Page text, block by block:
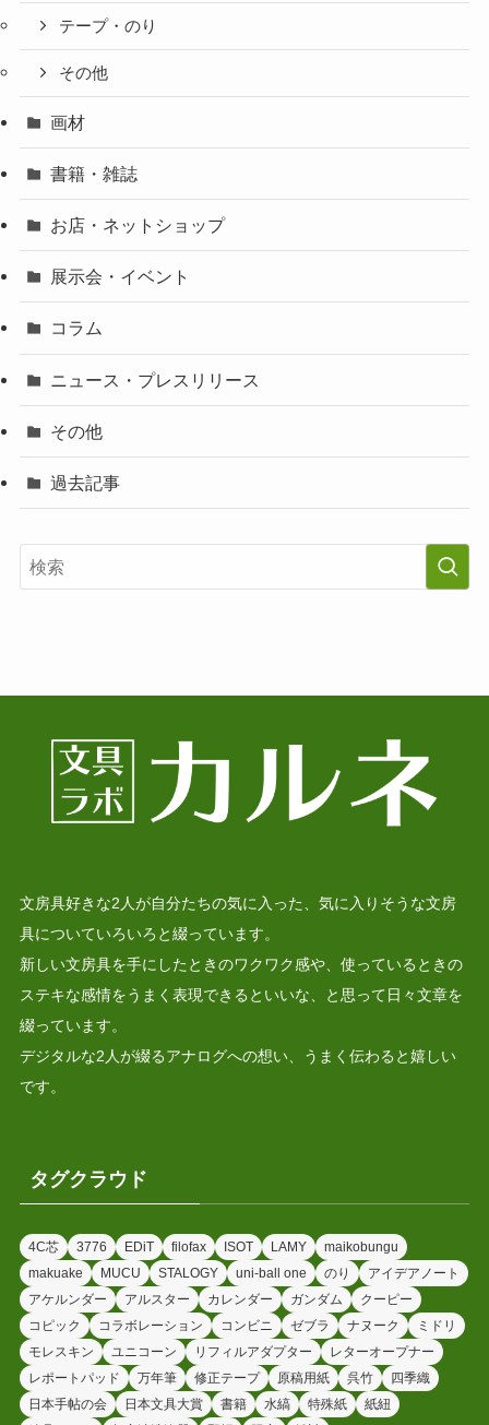
テープ・のり
その他
画材
書籍・雑誌
お店・ネットショップ
展示会・イベント
コラム
ニュース・プレスリリース
その他
過去記事
文房具好きな2人が自分たちの気に入った、気に入りそうな文房
具についていろいろと綴っています。
新しい文房具を手にしたときのワクワク感や、使っているときの
ステキな感情をうまく表現できるといいな、と思って日々文章を
綴っています。
デジタルな2人が綴るアナログへの想い、うまく伝わると嬉しい
です。
タグクラウド
4C芯 3776 EDiT filofax ISOT LAMY
maikobungu
makuake
MUCU STALOGY uni-ball one のり
アイデアノート
アケルンダー
アルスター カレンダー ガンダム
クーピー
コピック
コラボレーション コンビニ ゼブラ ナヌーク
ミドリ
モレスキン
ユニコーン リフィルアダプター
レターオープナー
レポートパッド
万年筆 修正テープ 原稿用紙 呉竹
四季織
日本手帖の会
日本文具大賞 書籍 水縞 特殊紙
紙紐